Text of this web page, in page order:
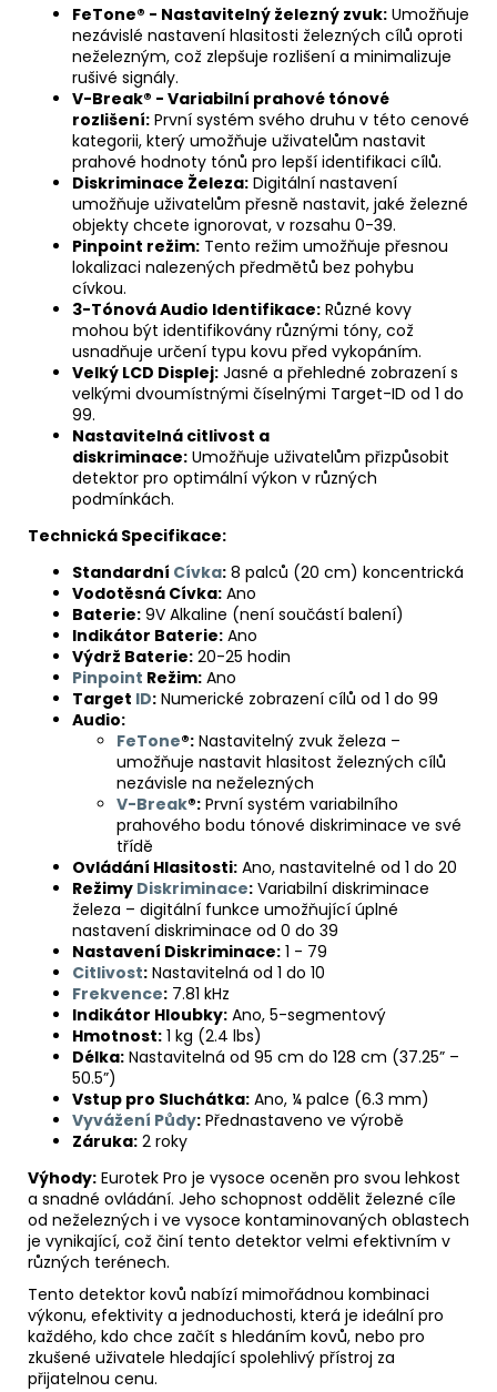
FeTone® - Nastavitelný železný zvuk: Umožňuje
nezávislé nastavení hlasitosti železných cílů oproti
neželezným, což zlepšuje rozlišení a minimalizuje
rušivé signály.
V-Break® - Variabilní prahové tónové
rozlišení: První systém svého druhu v této cenové
kategorii, který umožňuje uživatelům nastavit
prahové hodnoty tónů pro lepší identifikaci cílů.
Diskriminace Železa: Digitální nastavení
umožňuje uživatelům přesně nastavit, jaké železné
objekty chcete ignorovat, v rozsahu 0-39.
Pinpoint režim: Tento režim umožňuje přesnou
lokalizaci nalezených předmětů bez pohybu
cívkou.
3-Tónová Audio Identifikace: Různé kovy
mohou být identifikovány různými tóny, což
usnadňuje určení typu kovu před vykopáním.
Velký LCD Displej: Jasné a přehledné zobrazení s
velkými dvoumístnými číselnými Target-ID od 1 do
99.
Nastavitelná citlivost a
diskriminace: Umožňuje uživatelům přizpůsobit
detektor pro optimální výkon v různých
podmínkách.
Technická Specifikace:
Standardní Cívka: 8 palců (20 cm) koncentrická
Vodotěsná Cívka: Ano
Baterie: 9V Alkaline (není součástí balení)
Indikátor Baterie: Ano
Výdrž Baterie: 20-25 hodin
Pinpoint Režim: Ano
Target ID: Numerické zobrazení cílů od 1 do 99
Audio:
FeTone®: Nastavitelný zvuk železa –
umožňuje nastavit hlasitost železných cílů
nezávisle na neželezných
V-Break®: První systém variabilního
prahového bodu tónové diskriminace ve své
třídě
Ovládání Hlasitosti: Ano, nastavitelné od 1 do 20
Režimy Diskriminace: Variabilní diskriminace
železa – digitální funkce umožňující úplné
nastavení diskriminace od 0 do 39
Nastavení Diskriminace: 1 - 79
Citlivost: Nastavitelná od 1 do 10
Frekvence: 7.81 kHz
Indikátor Hloubky: Ano, 5-segmentový
Hmotnost: 1 kg (2.4 lbs)
Délka: Nastavitelná od 95 cm do 128 cm (37.25” –
50.5”)
Vstup pro Sluchátka: Ano, ¼ palce (6.3 mm)
Vyvážení Půdy: Přednastaveno ve výrobě
Záruka: 2 roky
Výhody: Eurotek Pro je vysoce oceněn pro svou lehkost
a snadné ovládání. Jeho schopnost oddělit železné cíle
od neželezných i ve vysoce kontaminovaných oblastech
je vynikající, což činí tento detektor velmi efektivním v
různých terénech.
Tento detektor kovů nabízí mimořádnou kombinaci
výkonu, efektivity a jednoduchosti, která je ideální pro
každého, kdo chce začít s hledáním kovů, nebo pro
zkušené uživatele hledající spolehlivý přístroj za
přijatelnou cenu.
490